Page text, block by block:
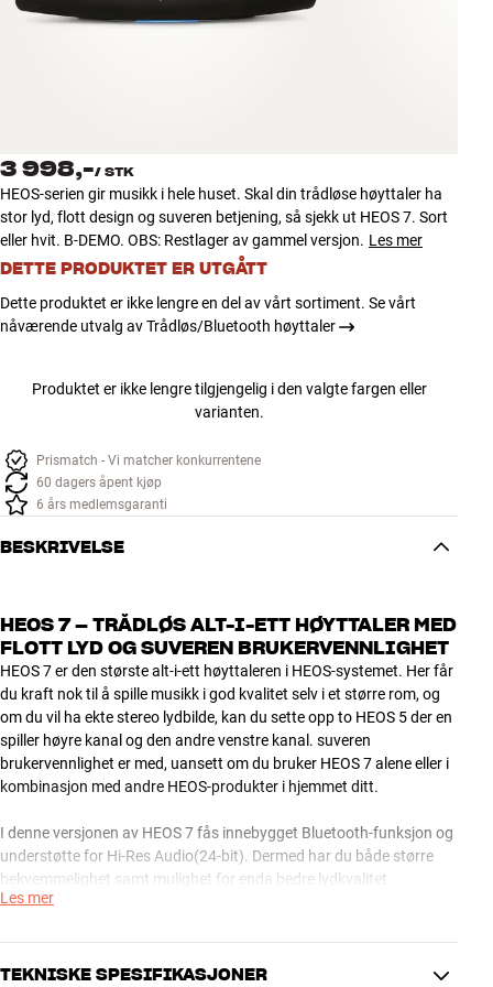
Tilbehør
NYHETER
TILBUD
Finn Butikk
Kundeservice
Bygg med lyd
3 998,-/ STK
HEOS-serien gir musikk i hele huset. Skal din trådløse høyttaler ha
stor lyd, flott design og suveren betjening, så sjekk ut HEOS 7. Sort
eller hvit. B-DEMO. OBS: Restlager av gammel versjon. Les mer
DETTE PRODUKTET ER UTGÅTT
Dette produktet er ikke lengre en del av vårt sortiment. Se vårt
nåværende utvalg av Trådløs/Bluetooth høyttaler
Produktet er ikke lengre tilgjengelig i den valgte fargen eller
varianten.
Prismatch - Vi matcher konkurrentene
60 dagers åpent kjøp
6 års medlemsgaranti
BESKRIVELSE
HEOS 7 – TRÅDLØS ALT-I-ETT HØYTTALER MED
FLOTT LYD OG SUVEREN BRUKERVENNLIGHET
HEOS 7 er den største alt-i-ett høyttaleren i HEOS-systemet. Her får
du kraft nok til å spille musikk i god kvalitet selv i et større rom, og
om du vil ha ekte stereo lydbilde, kan du sette opp to HEOS 5 der en
spiller høyre kanal og den andre venstre kanal. suveren
brukervennlighet er med, uansett om du bruker HEOS 7 alene eller i
kombinasjon med andre HEOS-produkter i hjemmet ditt.
I denne versjonen av HEOS 7 fås innebygget Bluetooth-funksjon og
understøtte for Hi-Res Audio(24-bit). Dermed har du både større
bekvemmelighet samt mulighet for enda bedre lydkvalitet.
appen på din tablet eller smartphone (Apple iOS/Android). Appen
slår bena under alle konkurrentene i brukervennlighet, og er utrolig
Les mer
TEKNISKE SPESIFIKASJONER